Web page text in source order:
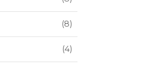
8
4